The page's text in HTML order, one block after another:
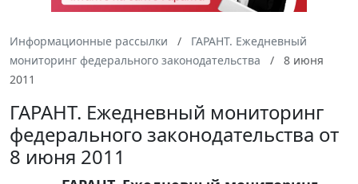
Информационные рассылки
ГАРАНТ. Ежедневный
мониторинг федерального законодательства
8 июня
2011
ГАРАНТ. Ежедневный мониторинг
федерального законодательства от
8 июня 2011